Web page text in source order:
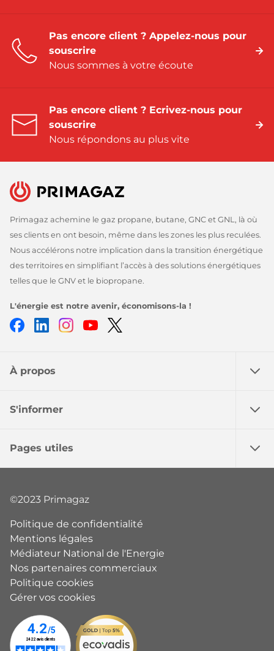
Pas encore client ? Appelez-nous pour
souscrire
Nous sommes à votre écoute
Pas encore client ? Ecrivez-nous pour
souscrire
Nous répondons au plus vite
Primagaz achemine le gaz propane, butane, GNC et GNL, là où
ses clients en ont besoin, même dans les zones les plus reculées.
Nous accélérons notre implication dans la transition énergétique
des territoires en simplifiant l’accès à des solutions énergétiques
telles que le GNV et le biopropane.
L'énergie est notre avenir, économisons-la !
FacebookLinkedInInstagramYoutube
À propos
S'informer
Pages utiles
©2023 Primagaz
Politique de confidentialité
Mentions légales
Médiateur National de l'Energie
Nos partenaires commerciaux
Politique cookies
Gérer vos cookies